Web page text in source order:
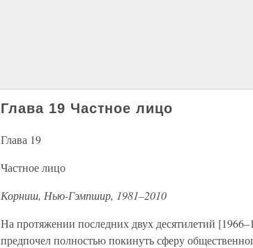
Глава 19 Частное лицо
Глава 19
Частное лицо
Корниш, Нью-Гэмпшир, 1981–2010
На протяжении последних двух десятилетий
предпочел полностью покинуть сферу